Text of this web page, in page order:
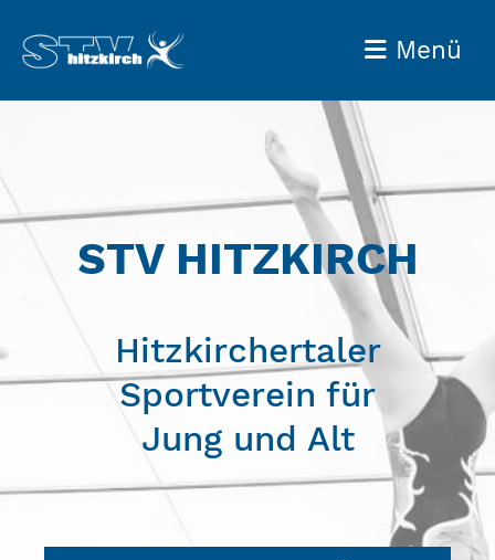
Menü
STV HITZKIRCH
Hitzkirchertaler
Sportverein für
Jung und Alt